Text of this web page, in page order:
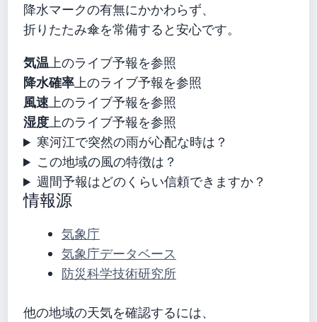
降水マークの有無にかかわらず、
折りたたみ傘を常備すると安心です。
気温上のライブ予報を参照
降水確率上のライブ予報を参照
風速上のライブ予報を参照
湿度上のライブ予報を参照
寒河江で突然の雨が心配な時は？
この地域の風の特徴は？
週間予報はどのくらい信頼できますか？
情報源
気象庁
気象庁データベース
防災科学技術研究所
他の地域の天気を確認するには、